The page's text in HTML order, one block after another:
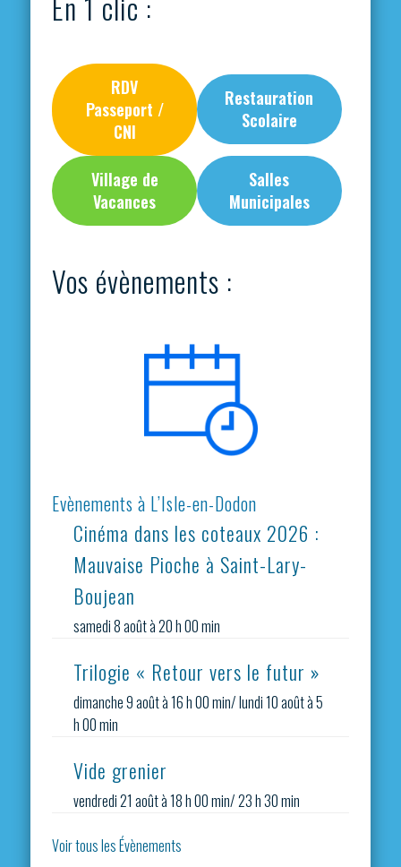
RDV
Passeport /
CNI
Restauration
Scolaire
Village de
Vacances
Salles
Municipales
Vos évènements :
Evènements à L’Isle-en-Dodon
Cinéma dans les coteaux 2026 :
Mauvaise Pioche à Saint-Lary-
Boujean
samedi 8 août à 20 h 00 min
Trilogie « Retour vers le futur »
dimanche 9 août à 16 h 00 min/lundi 10 août à 5
h 00 min
Vide grenier
vendredi 21 août à 18 h 00 min/23 h 30 min
Voir tous les Évènements